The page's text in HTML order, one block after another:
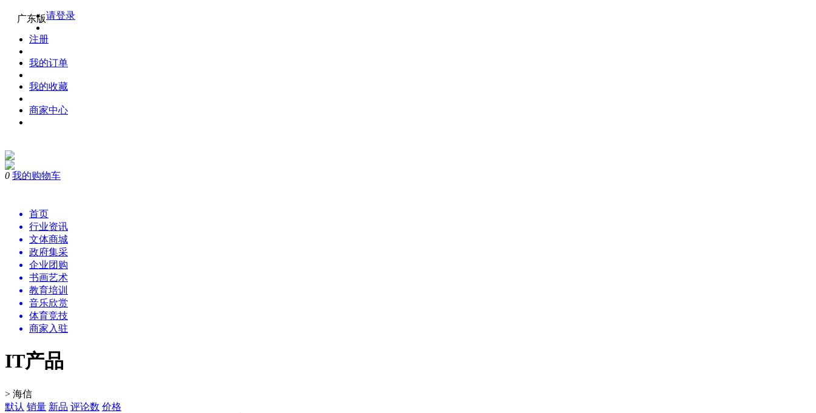
广东版请登录
注册
我的订单
我的收藏
商家中心
0 我的购物车
首页
行业资讯
文体商城
政府集采
企业团购
书画艺术
教育培训
音乐欣赏
体育竞技
商家入驻
IT产品
> 海信
默认 销量 新品 评论数 价格